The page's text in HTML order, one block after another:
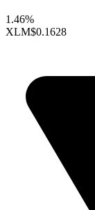
1.46%
XLM$0.1628